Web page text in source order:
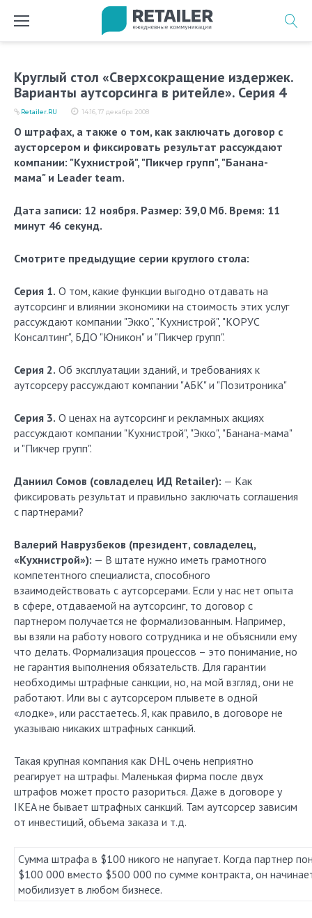
Круглый стол «Сверхсокращение издержек.
Варианты аутсорсинга в ритейле». Серия 4
14:16, 17 декабря 2008
Retailer.RU
О штрафах, а также о том, как заключать договор с
аусторсером и фиксировать результат рассуждают
компании: "Кухнистрой", "Пикчер групп", "Банана-
мама" и Leader team.
Дата записи: 12 ноября. Размер: 39,0 Мб. Время: 11
минут 46 секунд.
Смотрите предыдущие серии круглого стола:
Серия 1. О том, какие функции выгодно отдавать на
аутсорсинг и влиянии экономики на стоимость этих услуг
рассуждают компании "Экко", "Кухнистрой", "КОРУС
Консалтинг", БДО "Юникон" и "Пикчер групп".
Серия 2. Об эксплуатации зданий, и требованиях к
аутсорсеру рассуждают компании "АБК" и "Позитроника"
Серия 3. О ценах на аутсорсинг и рекламных акциях
рассуждают компании "Кухнистрой", "Экко", "Банана-мама"
и "Пикчер групп".
Даниил Сомов (совладелец ИД Retailer): — Как
фиксировать результат и правильно заключать соглашения
с партнерами?
Валерий Наврузбеков (президент, совладелец,
«Кухнистрой»): — В штате нужно иметь грамотного
компетентного специалиста, способного
взаимодействовать с аутсорсерами. Если у нас нет опыта
в сфере, отдаваемой на аутсорсинг, то договор с
партнером получается не формализованным. Например,
вы взяли на работу нового сотрудника и не объяснили ему
что делать. Формализация процессов – это понимание, но
не гарантия выполнения обязательств. Для гарантии
необходимы штрафные санкции, но, на мой взгляд, они не
работают. Или вы с аутсорсером плывете в одной
«лодке», или расстаетесь. Я, как правило, в договоре не
указываю никаких штрафных санкций.
Такая крупная компания как DHL очень неприятно
реагирует на штрафы. Маленькая фирма после двух
штрафов может просто разориться. Даже в договоре у
IKEA не бывает штрафных санкций. Там аутсорсер зависим
от инвестиций, объема заказа и т.д.
Сумма штрафа в $100 никого не напугает. Когда партнер
$100 000 вместо $500 000 по сумме контракта, он
мобилизует в любом бизнесе.